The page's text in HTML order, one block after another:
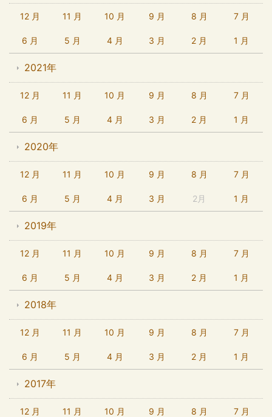
12 月 11 月 10 月 9 月 8 月 7 月
6 月 5 月 4 月 3 月 2 月 1 月
2021年
12 月 11 月 10 月 9 月 8 月 7 月
6 月 5 月 4 月 3 月 2 月 1 月
2020年
12 月 11 月 10 月 9 月 8 月 7 月
6 月 5 月 4 月 3 月 2月 1 月
2019年
12 月 11 月 10 月 9 月 8 月 7 月
6 月 5 月 4 月 3 月 2 月 1 月
2018年
12 月 11 月 10 月 9 月 8 月 7 月
6 月 5 月 4 月 3 月 2 月 1 月
2017年
12 月 11 月 10 月 9 月 8 月 7 月